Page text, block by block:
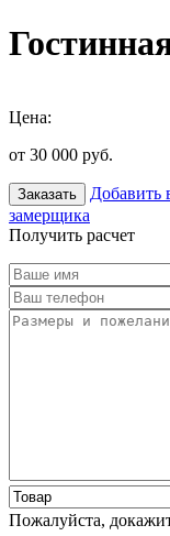
Цена:
от 30 000 руб.
Заказать Добавить
замерщика
Получить расчет
Пожалуйста,